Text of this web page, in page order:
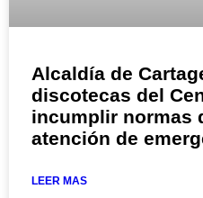
Alcaldía de
discotecas del
incumplir normas
atención de
LEER MAS